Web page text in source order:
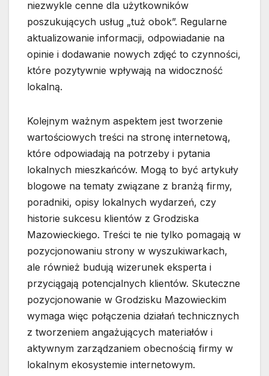
niezwykle cenne dla użytkowników
poszukujących usług „tuż obok”. Regularne
aktualizowanie informacji, odpowiadanie na
opinie i dodawanie nowych zdjęć to czynności,
które pozytywnie wpływają na widoczność
lokalną.
Kolejnym ważnym aspektem jest tworzenie
wartościowych treści na stronę internetową,
które odpowiadają na potrzeby i pytania
lokalnych mieszkańców. Mogą to być artykuły
blogowe na tematy związane z branżą firmy,
poradniki, opisy lokalnych wydarzeń, czy
historie sukcesu klientów z Grodziska
Mazowieckiego. Treści te nie tylko pomagają w
pozycjonowaniu strony w wyszukiwarkach,
ale również budują wizerunek eksperta i
przyciągają potencjalnych klientów. Skuteczne
pozycjonowanie w Grodzisku Mazowieckim
wymaga więc połączenia działań technicznych
z tworzeniem angażujących materiałów i
aktywnym zarządzaniem obecnością firmy w
lokalnym ekosystemie internetowym.